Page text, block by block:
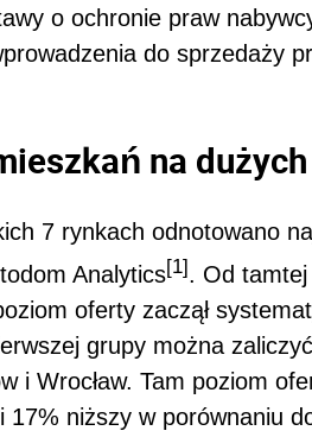
o ochronie praw
do sprzedaży
na
7 rynkach odnotowano
Analytics[1]. Od tamtej
oferty zaczął
grupy można
i Wrocław. Tam poziom
niższy w porównaniu